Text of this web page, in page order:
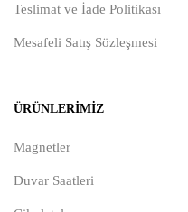
Teslimat ve İade Politikası
Mesafeli Satış Sözleşmesi
ÜRÜNLERIMIZ
Magnetler
Duvar Saatleri